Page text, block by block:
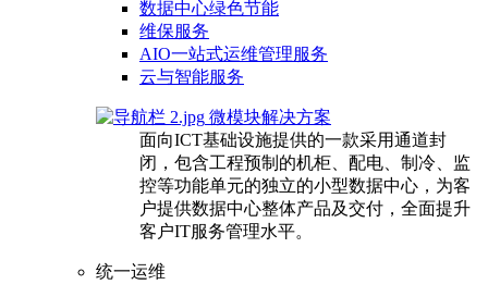
数据中心绿色节能
维保服务
AIO一站式运维管理服务
云与智能服务
微模块解决方案
面向ICT基础设施提供的一款采用通道封
闭，包含工程预制的机柜、配电、制冷、监
控等功能单元的独立的小型数据中心，为客
户提供数据中心整体产品及交付，全面提升
客户IT服务管理水平。
统一运维